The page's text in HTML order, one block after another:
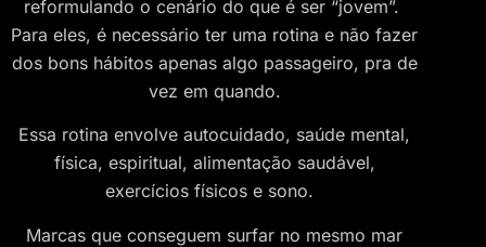
reformulando o cenário do que é ser “jovem”.
Para eles, é necessário ter uma rotina e não fazer
dos bons hábitos apenas algo passageiro, pra de
vez em quando.
Essa rotina envolve autocuidado, saúde mental,
física, espiritual, alimentação saudável,
exercícios físicos e sono.
Marcas que conseguem surfar no mesmo mar